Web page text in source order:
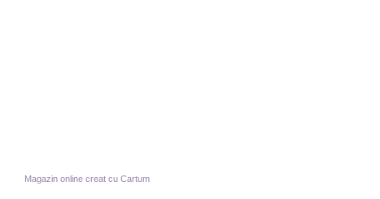
Magazin online creat cu Cartum